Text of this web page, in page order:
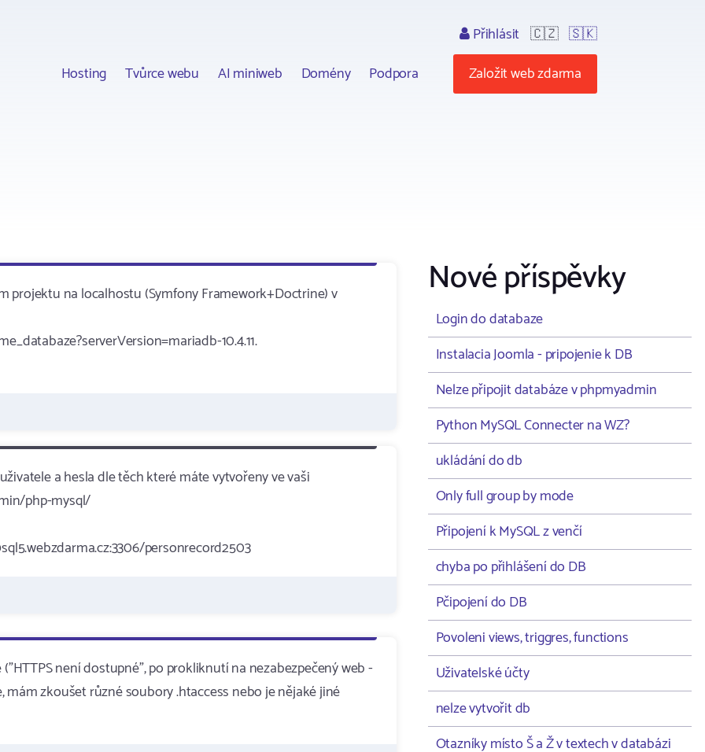
Hosting Tvůrce webu AI miniweb Domény Podpora
Přihlásit 🇨🇿 🇸🇰
Založit web zdarma
projektu na localhostu (Symfony Framework+Doctrine) v
10.4.11.
a hesla dle těch které máte vytvořeny ve vaši
php-mysql/
personrecord2503
není dostupné", po prokliknutí na nezabezpečený web -
zkoušet různé soubory .htaccess nebo je nějaké jiné
Nové příspěvky
Login do databaze
Instalacia Joomla - pripojenie k DB
Nelze připojit databáze v phpmyadmin
Python MySQL Connecter na WZ?
ukládání do db
Only full group by mode
Připojení k MySQL z venčí
chyba po přihlášení do DB
Pčipojení do DB
Povoleni views, triggres, functions
Uživatelské účty
nelze vytvořit db
Otazníky místo Š a Ž v textech v databázi